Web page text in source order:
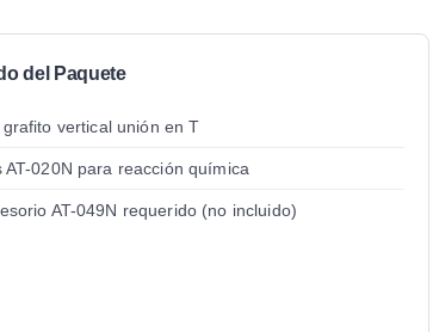
del Paquete
vertical unión en T
AT-020N para reacción química
AT-049N requerido (no incluido)